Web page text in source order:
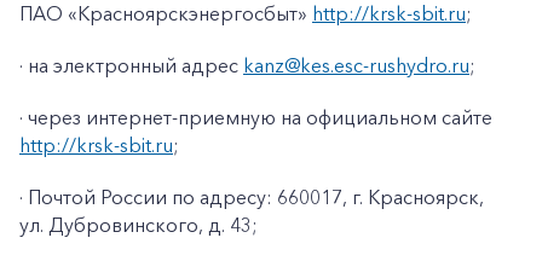
ПАО «Красноярскэнергосбыт» http://krsk-sbit.ru;
· на электронный адрес kanz@kes.esc-rushydro.ru;
· через интернет-приемную на официальном сайте
http://krsk-sbit.ru;
· Почтой России по адресу: 660017, г. Красноярск,
ул. Дубровинского, д. 43;